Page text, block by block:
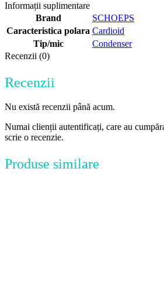
Informații suplimentare
Brand
SCHOEPS
Caracteristica polara Cardioid
Tip/mic
Condenser
Recenzii (0)
Recenzii
Nu există recenzii până acum.
Numai clienții autentificați, care au
scrie o recenzie.
Produse similare